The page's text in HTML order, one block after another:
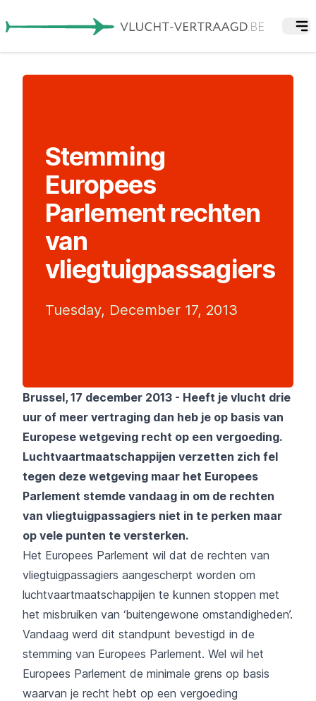
Stemming
Europees
Parlement rechten
van
vliegtuigpassagiers
Tuesday, December 17, 2013
Brussel, 17 december 2013 - Heeft je vlucht drie
uur of meer vertraging dan heb je op basis van
Europese wetgeving recht op een vergoeding.
Luchtvaartmaatschappijen verzetten zich fel
tegen deze wetgeving maar het Europees
Parlement stemde vandaag in om de rechten
van vliegtuigpassagiers niet in te perken maar
op vele punten te versterken.
Het Europees Parlement wil dat de rechten van
vliegtuigpassagiers aangescherpt worden om
luchtvaartmaatschappijen te kunnen stoppen met
het misbruiken van ‘buitengewone omstandigheden’.
Vandaag werd dit standpunt bevestigd in de
stemming van Europees Parlement. Wel wil het
Europees Parlement de minimale grens op basis
waarvan je recht hebt op een vergoeding